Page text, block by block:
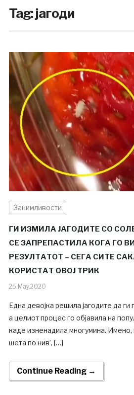
Tag:јагоди
Занимливости
ГИ ИЗМИЛА ЈАГОДИТЕ СО
СЕ ЗАПРЕПАСТИЛА КОГА ГО
РЕЗУЛТАТОТ – СЕГА СИТЕ
КОРИСТАТ ОВОЈ ТРИК
25.May.2020
Една девојка решила јагодите да
а целиот процес го објавила на
каде изненадила многумина. Имено,
шета по нив’, […]
Continue Reading →